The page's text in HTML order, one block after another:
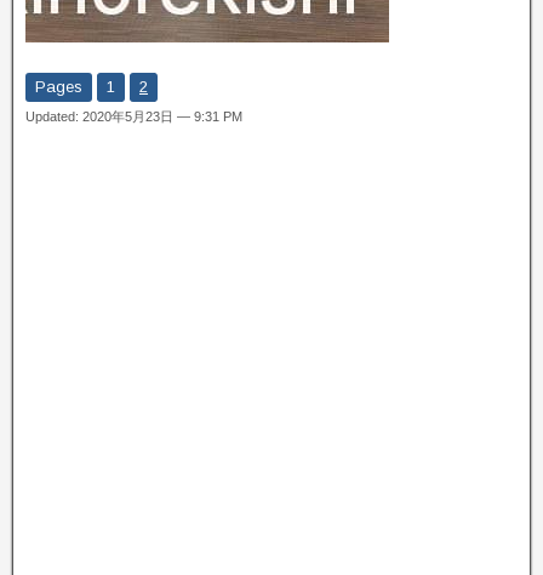
Pages 1 2
Updated: 2020年5月23日 — 9:31 PM